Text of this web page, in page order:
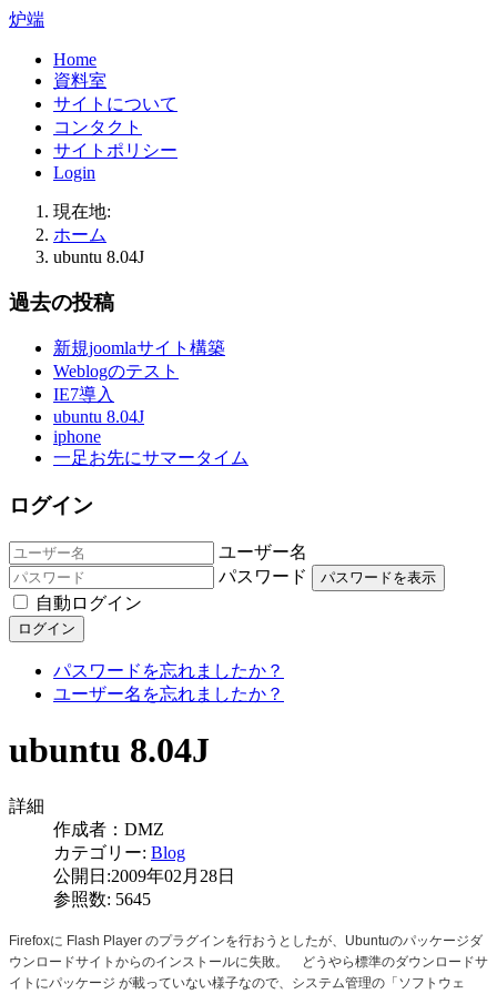
炉端
Home
資料室
サイトについて
コンタクト
サイトポリシー
Login
現在地:
ホーム
ubuntu 8.04J
過去の投稿
新規joomlaサイト構築
Weblogのテスト
IE7導入
ubuntu 8.04J
iphone
一足お先にサマータイム
ログイン
ユーザー名
パスワード
パスワードを表示
自動ログイン
ログイン
パスワードを忘れましたか？
ユーザー名を忘れましたか？
ubuntu 8.04J
詳細
作成者： DMZ
カテゴリー: Blog
公開日:2009年02月28日
参照数: 5645
Firefoxに Flash Player のプラグインを行おうとしたが、Ubuntuのパッケージダ
ウンロードサイトからのインストールに失敗。 どうやら標準のダウンロードサ
イトにパッケージ が載っていない様子なので、システム管理の「ソフトウェ